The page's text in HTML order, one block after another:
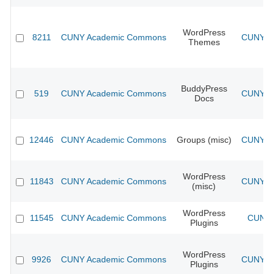
8211 CUNY Academic Commons
WordPress
Themes
CUNY
519 CUNY Academic Commons
BuddyPress
Docs
CUNY
12446 CUNY Academic Commons Groups (misc) CUNY
11843 CUNY Academic Commons
WordPress
(misc)
CUNY
11545 CUNY Academic Commons
WordPress
Plugins
9926 CUNY Academic Commons
WordPress
Plugins
CUNY